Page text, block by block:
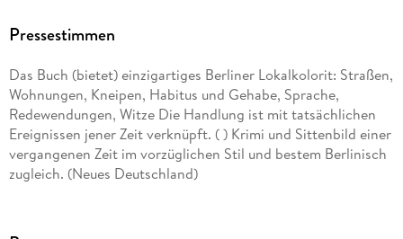
Pressestimmen
Das Buch (bietet) einzigartiges Berliner Lokalkolorit: Straßen,
Wohnungen, Kneipen, Habitus und Gehabe, Sprache,
Redewendungen, Witze Die Handlung ist mit tatsächlichen
Ereignissen jener Zeit verknüpft. ( ) Krimi und Sittenbild einer
vergangenen Zeit im vorzüglichen Stil und bestem Berlinisch
zugleich. (Neues Deutschland)